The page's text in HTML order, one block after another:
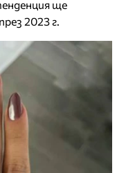
ще
2023 г.